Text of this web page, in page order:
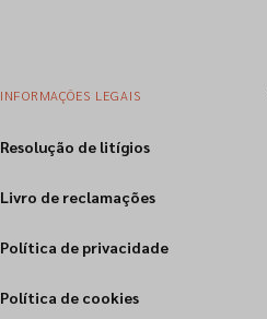
INFORMAÇÕES LEGAIS
Resolução de litígios
Livro de reclamações
Política de privacidade
Política de cookies